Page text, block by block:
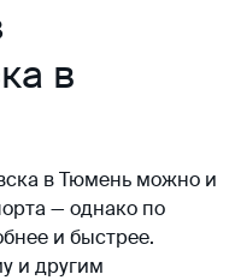
в
в Тюмень можно и
— однако по
и быстрее.
и другим